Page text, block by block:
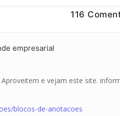
116
empresarial
e vejam este site.
blocos-de-anotacoes